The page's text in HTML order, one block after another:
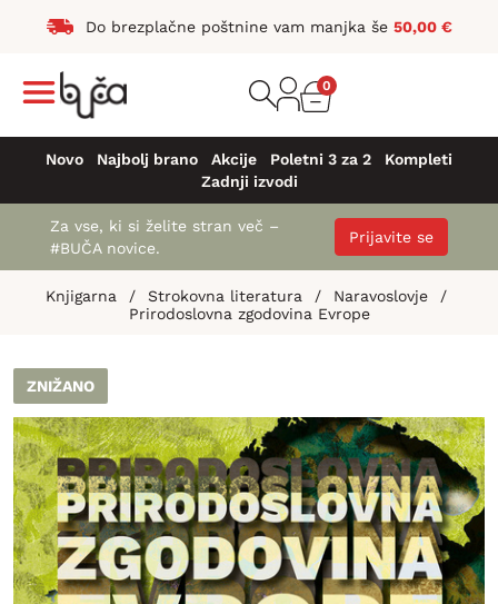
Do brezplačne poštnine vam manjka še 50,00 €
0
Novo Najbolj brano Akcije Poletni 3 za 2
Kompleti
Zadnji izvodi
Za vse, ki si želite stran več –
#BUČA novice.
Prijavite se
Knjigarna / Strokovna literatura / Naravoslovje
/
Prirodoslovna zgodovina Evrope
ZNIŽANO